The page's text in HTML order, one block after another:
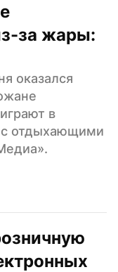
за жары:
оказался
в
с отдыхающими